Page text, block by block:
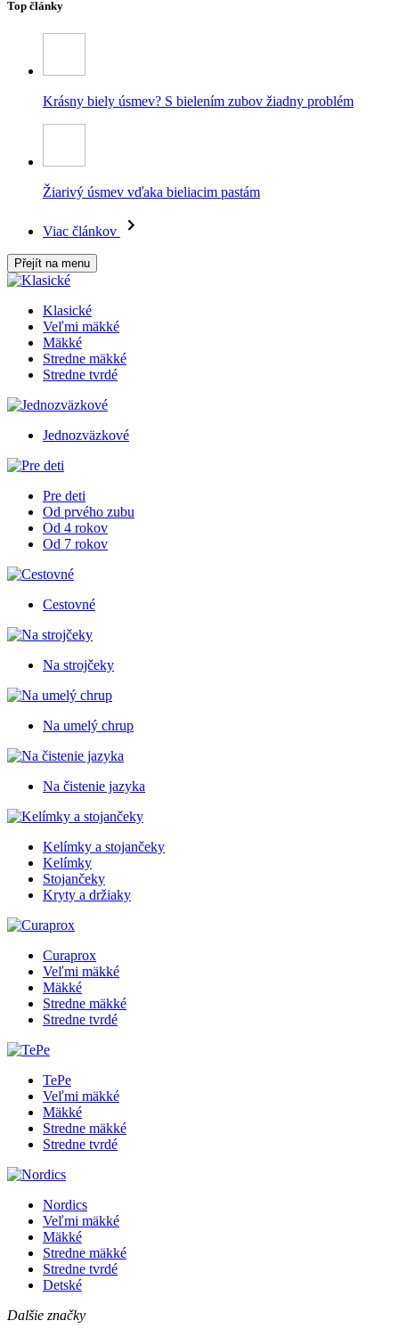
Top články
Krásny biely úsmev? S bielením zubov žiadny problém
Žiarivý úsmev vďaka bieliacim pastám
Viac článkov
Přejít na menu
Klasické
Veľmi mäkké
Mäkké
Stredne mäkké
Stredne tvrdé
Jednozväzkové
Pre deti
Od prvého zubu
Od 4 rokov
Od 7 rokov
Cestovné
Na strojčeky
Na umelý chrup
Na čistenie jazyka
Kelímky a stojančeky
Kelímky
Stojančeky
Kryty a držiaky
Curaprox
Veľmi mäkké
Mäkké
Stredne mäkké
Stredne tvrdé
TePe
Veľmi mäkké
Mäkké
Stredne mäkké
Stredne tvrdé
Nordics
Veľmi mäkké
Mäkké
Stredne mäkké
Stredne tvrdé
Detské
Dalšie značky